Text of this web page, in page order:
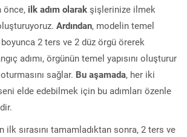
önce, ilk adım olarak şişlerinize ilmek
Ardından, modelin temel
2 ters ve 2 düz örgü örerek
adımı, örgünün temel yapısını oluşturur
sağlar. Bu aşamada, her iki
elde edebilmek için bu adımları özenle
ilk sırasını tamamladıktan sonra, 2 ters ve